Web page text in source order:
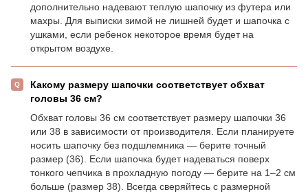
дополнительно надевают теплую шапочку из футера или
махры. Для выписки зимой не лишней будет и шапочка с
ушками, если ребенок некоторое время будет на
открытом воздухе.
Какому размеру шапочки соответствует обхват
головы 36 см?
Обхват головы 36 см соответствует размеру шапочки 36
или 38 в зависимости от производителя. Если планируете
носить шапочку без подшлемника — берите точный
размер (36). Если шапочка будет надеваться поверх
тонкого чепчика в прохладную погоду — берите на 1–2 см
больше (размер 38). Всегда сверяйтесь с размерной